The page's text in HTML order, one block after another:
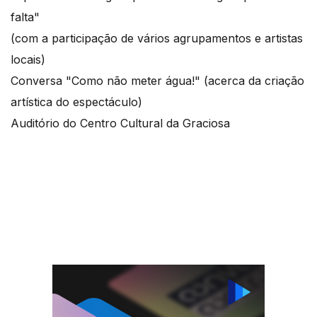
falta"
(com a participação de vários agrupamentos e artistas
locais)
Conversa "Como não meter água!" (acerca da criação
artística do espectáculo)
Auditório do Centro Cultural da Graciosa